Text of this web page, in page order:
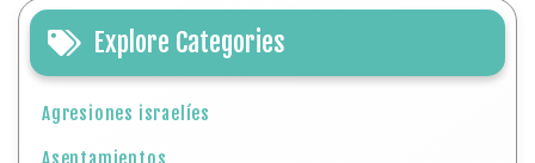
Explore Categories
Agresiones israelíes